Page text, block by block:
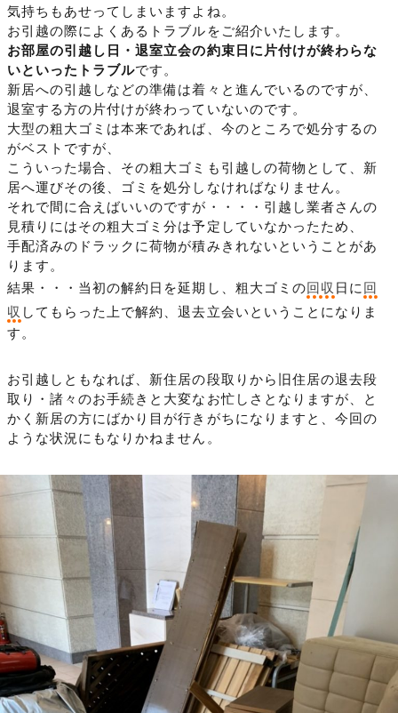
気持ちもあせってしまいますよね。
お引越の際によくあるトラブルをご紹介いたします。
お部屋の引越し日・退室立会の約束日に片付けが終わらな
いといったトラブルです。
新居への引越しなどの準備は着々と進んでいるのですが、
退室する方の片付けが終わっていないのです。
大型の粗大ゴミは本来であれば、今のところで処分するの
がベストですが、
こういった場合、その粗大ゴミも引越しの荷物として、新
居へ運びその後、ゴミを処分しなければなりません。
それで間に合えばいいのですが・・・・引越し業者さんの
見積りにはその粗大ゴミ分は予定していなかったため、
手配済みのドラックに荷物が積みきれないということがあ
ります。
結果・・・当初の解約日を延期し、粗大ゴミの回収 日に 回
収 してもらった上で解約、退去立会いということになりま
す。
お引越しともなれば、新住居の段取りから旧住居の退去段
取り・諸々のお手続きと大変なお忙しさとなりますが、と
かく新居の方にばかり目が行きがちになりますと、今回の
ような状況にもなりかねません。